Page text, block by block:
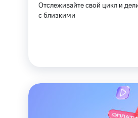
Отслеживайте свой цикл и
с близкими